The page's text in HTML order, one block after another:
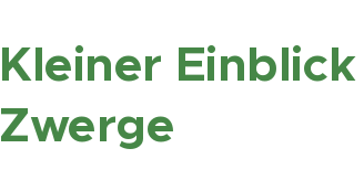
Kleiner
Zwerge